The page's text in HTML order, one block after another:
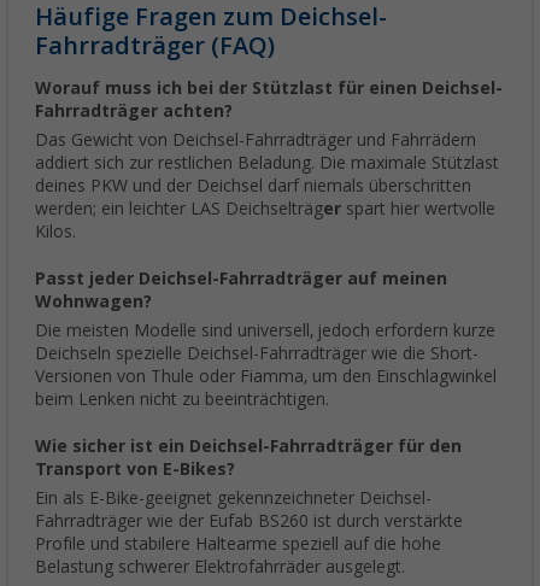
Häufige Fragen zum Deichsel-
Fahrradträger (FAQ)
Worauf muss ich bei der Stützlast für einen Deichsel-
Fahrradträger achten?
Das Gewicht von Deichsel-Fahrradträger und Fahrrädern
addiert sich zur restlichen Beladung. Die maximale Stützlast
deines PKW und der Deichsel darf niemals überschritten
werden; ein leichter LAS Deichselträger spart hier wertvolle
Kilos.
Passt jeder Deichsel-Fahrradträger auf meinen
Wohnwagen?
Die meisten Modelle sind universell, jedoch erfordern kurze
Deichseln spezielle Deichsel-Fahrradträger wie die Short-
Versionen von Thule oder Fiamma, um den Einschlagwinkel
beim Lenken nicht zu beeinträchtigen.
Wie sicher ist ein Deichsel-Fahrradträger für den
Transport von E-Bikes?
Ein als E-Bike-geeignet gekennzeichneter Deichsel-
Fahrradträger wie der Eufab BS260 ist durch verstärkte
Profile und stabilere Haltearme speziell auf die hohe
Belastung schwerer Elektrofahrräder ausgelegt.